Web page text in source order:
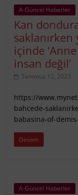
A-Güncel Haberler
Kan
saklanırken
içinde
insan değil’
Temmuz 12, 2023
https://
bahcede-
babasina-of-
Devam
A-Güncel Haberler